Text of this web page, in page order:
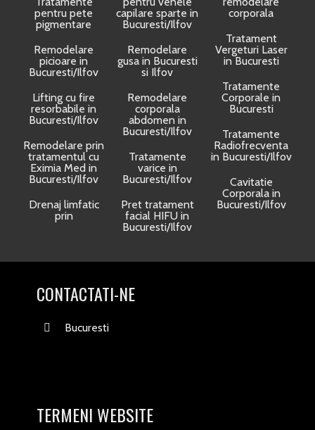
pentru pete
pigmentare
Remodelare
picioare in
Bucuresti/Ilfov
Lifting cu fire
resorbabile in
Bucuresti/Ilfov
Remodelare prin
tratamentul cu
Eximia Med in
Bucuresti/Ilfov
Drenaj limfatic
prin
capilare sparte in
Bucuresti/Ilfov
Remodelare
gusa in Bucuresti
si Ilfov
Remodelare
corporala
abdomen in
Bucuresti/Ilfov
Tratamente
varice in
Bucuresti/Ilfov
Pret tratament
facial HIFU in
Bucuresti/Ilfov
corporala
Tratament
Vergeturi Laser
in Bucuresti
Tratamente
Corporale in
Bucuresti
Tratamente
Radiofrecventa
in Bucuresti/Ilfov
Cavitatie
Corporala in
Bucuresti/Ilfov
CONTACTATI-NE
Bucuresti
TERMENI WEBSITE